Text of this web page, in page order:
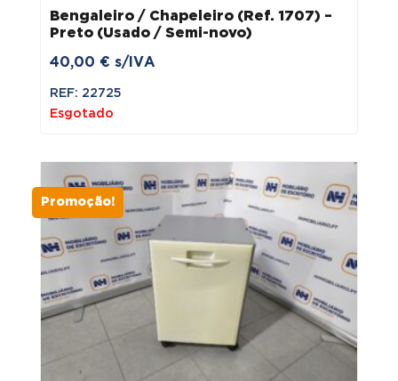
Bengaleiro / Chapeleiro (Ref. 1707) –
Preto (Usado / Semi-novo)
40,00 € s/IVA
REF: 22725
Esgotado
Promoção!